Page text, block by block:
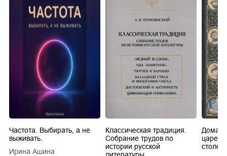
Частота. Выбирать, а не
выживать.
Ирина Ашина
Классическая традиция.
Собрание трудов по
истории русской
литературы
царей